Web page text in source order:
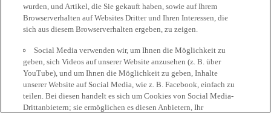
wurden, und Artikel, die Sie gekauft haben, sowie auf Ihrem
Browserverhalten auf Websites Dritter und Ihren Interessen, die
sich aus diesem Browserverhalten ergeben, zu zeigen.
Social Media verwenden wir, um Ihnen die Möglichkeit zu
geben, sich Videos auf unserer Website anzusehen (z. B. über
YouTube), und um Ihnen die Möglichkeit zu geben, Inhalte
unserer Website auf Social Media, wie z. B. Facebook, einfach zu
teilen. Bei diesen handelt es sich um Cookies von Social Media-
Drittanbietern; sie ermöglichen es diesen Anbietern, Ihr